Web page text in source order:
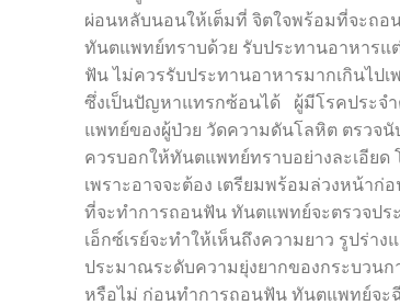
ผ่อนหลับนอนให้เต็มที่ จิตใจพร้อมที่จะถ
ทันตแพทย์ทราบด้วย รับประทานอาหารแ
ฟัน ไม่ควรรับประทานอาหารมากเกินไป
ซึ่งเป็นปัญหาแทรกซ้อนได้ ผู้มีโรคประจ
แพทย์ของผู้ป่วย วัดความดันโลหิต ตรวจนั
ควรบอกให้ทันตแพทย์ทราบอย่างละเอียด
เพราะอาจจะต้อง เตรียมพร้อมล่วงหน้า
ที่จะทำการถอนฟัน ทันตแพทย์จะตรวจปร
เอ็กซ์เรย์จะทำให้เห็นถึงความยาว รูปร่
ประมาณระดับความยุ่งยากของกระบวน
หรือไม่ ก่อนทำการถอนฟัน ทันตแพทย์จะ